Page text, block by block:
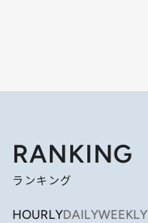
RANKING
ランキング
HOURLYDAILYWEEKLY